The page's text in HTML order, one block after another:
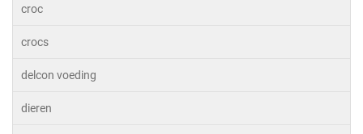
croc
crocs
delcon voeding
dieren